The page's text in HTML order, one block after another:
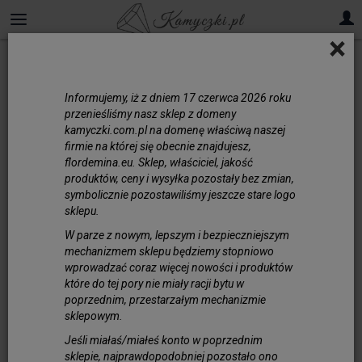
×
Informujemy, iż z dniem 17 czerwca 2026 roku
przenieśliśmy nasz sklep z domeny
kamyczki.com.pl na domenę właściwą naszej
firmie na której się obecnie znajdujesz,
flordemina.eu. Sklep, właściciel, jakość
produktów, ceny i wysyłka pozostały bez zmian,
symbolicznie pozostawiliśmy jeszcze stare logo
sklepu.
W parze z nowym, lepszym i bezpieczniejszym
mechanizmem sklepu będziemy stopniowo
wprowadzać coraz więcej nowości i produktów
które do tej pory nie miały racji bytu w
poprzednim, przestarzałym mechanizmie
sklepowym.
Jeśli miałaś/miałeś konto w poprzednim
sklepie, najprawdopodobniej pozostało ono
Szkło Weneckie Czarne
Prążkowane Owal 14x18 mm